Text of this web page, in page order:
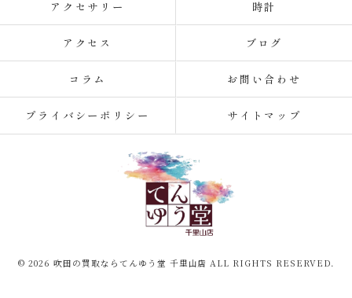
アクセサリー 時計
アクセス ブログ
コラム お問い合わせ
プライバシーポリシー サイトマップ
© 2026 吹田の買取ならてんゆう堂 千里山店 ALL RIGHTS RESERVED.